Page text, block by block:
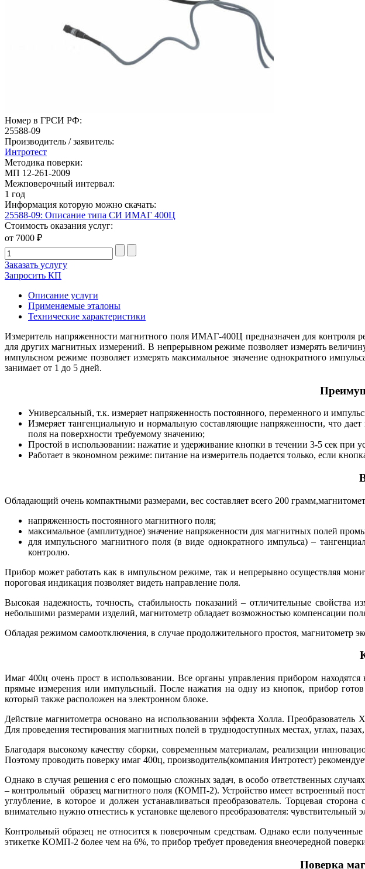
Номер в ГРСИ РФ:
25588-09
Производитель / заявитель:
Интротест
Методика поверки:
МП 12-261-2009
Межповерочный интервал:
1 год
Информация которую можно скачать:
25588-09: Описание типа СИ ИМАГ 400Ц
Стоимость оказания услуг:
от 7000 ₽
Заказать услугу
Запросить КП
Описание услуги
Применяемые эталоны
Технические характеристики
Измеритель напряженности магнитного поля ИМАГ-400Ц предназначен для контроля
для других магнитных измерений. В непрерывном режиме позволяет измерять
импульсном режиме позволяет измерять максимальное значение однократного
занимает от 1 до 5 дней.
Универсальный, т.к. измеряет напряженность постоянного, переменного и
Измеряет тангенциальную и нормальную составляющие напряженности, что
поля на поверхности требуемому значению;
Простой в использовании: нажатие и удерживание кнопки в течении 3-5 сек при
Работает в экономном режиме: питание на измеритель подается только, если
Обладающий очень компактными размерами, вес составляет всего 200
напряженность постоянного магнитного поля;
максимальное (амплитудное) значение напряженности для магнитных полей
для импульсного магнитного поля (в виде однократного импульса) –
контролю.
Прибор может работать как в импульсном режиме, так и непрерывно осуществляя
пороговая индикация позволяет видеть направление поля.
Высокая надежность, точность, стабильность показаний – отличительные
небольшими размерами изделий, магнитометр обладает возможностью компенсации
Обладая режимом самоотключения, в случае продолжительного простоя, магнитометр
Имаг 400ц очень прост в использовании. Все органы управления прибором
прямые измерения или импульсный. После нажатия на одну из кнопок, прибор готов
который также расположен на электронном блоке.
Действие магнитометра основано на использовании эффекта Холла.
Для проведения тестирования магнитных полей в труднодоступных местах, углах,
Благодаря высокому качеству сборки, современным материалам, реализации
Поэтому проводить поверку имаг 400ц, производитель(компания Интротест)
Однако в случая решения с его помощью сложных задач, в особо ответственных
– контрольный образец магнитного поля (КОМП-2). Устройство имеет встроенный
углубление, в которое и должен устанавливаться преобразователь. Торцевая
внимательно нужно отнестись к установке щелевого преобразователя:
Контрольный образец не относится к поверочным средствам. Однако если
этикетке КОМП-2 более чем на 6%, то прибор требует проведения внеочередной
Поверка